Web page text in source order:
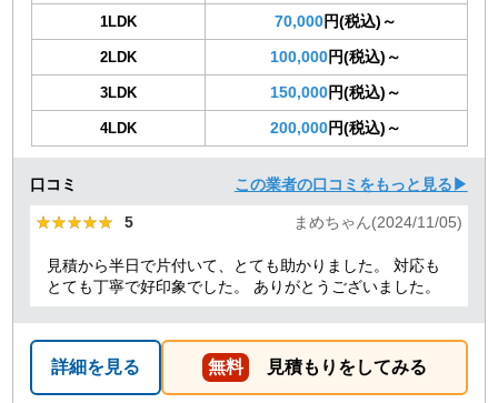
1LDK 70,000円(税込)～
2LDK 100,000円(税込)～
3LDK 150,000円(税込)～
4LDK 200,000円(税込)～
口コミ この業者の口コミをもっと見る▶
★★★★★
★★★★★ 5 まめちゃん(2024/11/05)
見積から半日で片付いて、とても助かりました。 対応も
とても丁寧で好印象でした。 ありがとうございました。
詳細を見る 無料 見積もりをしてみる